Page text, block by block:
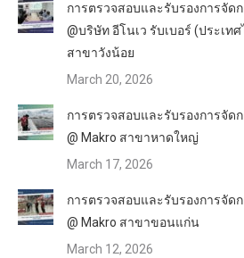
การตรวจสอบและรับรองการจัด
@บริษัท อีโนเว รับเบอร์ (ประเท
สาขาวังน้อย
March 20, 2026
การตรวจสอบและรับรองการจัด
@ Makro สาขาหาดใหญ่
March 17, 2026
การตรวจสอบและรับรองการจัด
@ Makro สาขาขอนแก่น
March 12, 2026